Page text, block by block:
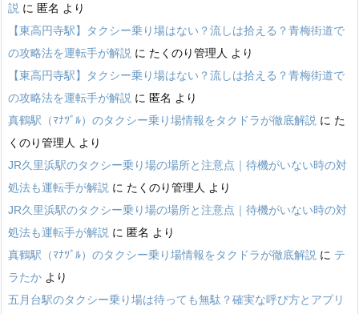
説 に 匿名 より
【東高円寺駅】タクシー乗り場はない？流しは拾える？青梅街道で
の攻略法を運転手が解説 に たくのり管理人 より
【東高円寺駅】タクシー乗り場はない？流しは拾える？青梅街道で
の攻略法を運転手が解説 に 匿名 より
真鶴駅（ﾏﾅﾂﾞﾙ）のタクシー乗り場情報をタクドラが徹底解説 に た
くのり管理人 より
JR久里浜駅のタクシー乗り場の場所と注意点｜待機がいない時の対
処法も運転手が解説 に たくのり管理人 より
JR久里浜駅のタクシー乗り場の場所と注意点｜待機がいない時の対
処法も運転手が解説 に 匿名 より
真鶴駅（ﾏﾅﾂﾞﾙ）のタクシー乗り場情報をタクドラが徹底解説 に テ
ラたか より
五月台駅のタクシー乗り場は待っても無駄？確実な呼び方とアプリ